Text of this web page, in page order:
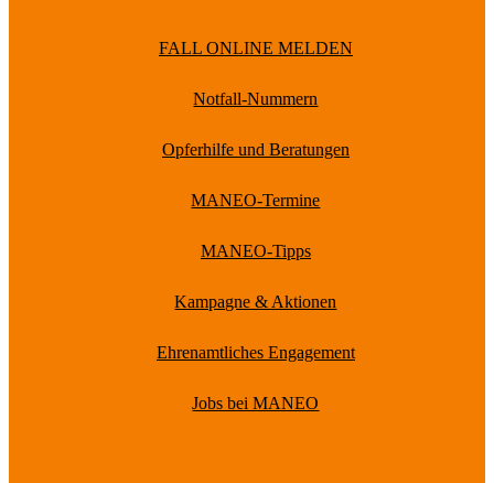
FALL ONLINE MELDEN
Notfall-Nummern
Opferhilfe und Beratungen
MANEO-Termine
MANEO-Tipps
Kampagne & Aktionen
Ehrenamtliches Engagement
Jobs bei MANEO